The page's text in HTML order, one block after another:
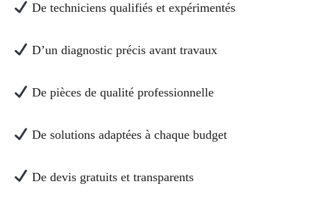
De techniciens qualifiés et expérimentés
D’un diagnostic précis avant travaux
De pièces de qualité professionnelle
De solutions adaptées à chaque budget
De devis gratuits et transparents